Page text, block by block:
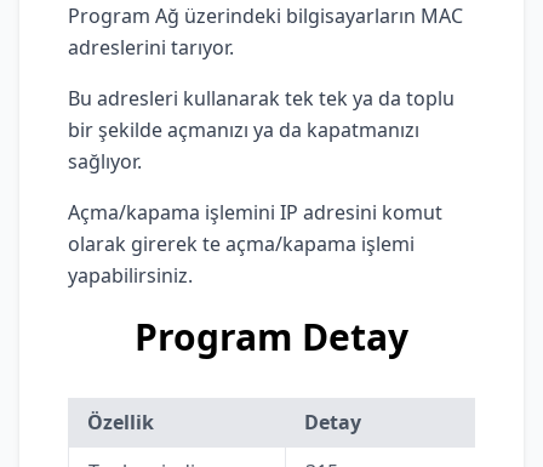
Program Ağ üzerindeki bilgisayarların MAC
adreslerini tarıyor.
Bu adresleri kullanarak tek tek ya da toplu
bir şekilde açmanızı ya da kapatmanızı
sağlıyor.
Açma/kapama işlemini IP adresini komut
olarak girerek te açma/kapama işlemi
yapabilirsiniz.
Program Detay
Özellik
Detay